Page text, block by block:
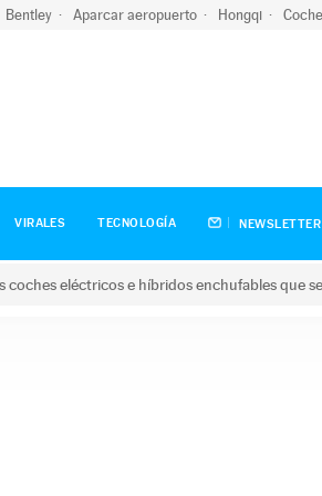
Bentley Aparcar aeropuerto Hongqi
VIRALES TECNOLOGÍA NEWSLETTER
eléctricos e híbridos enchufables que